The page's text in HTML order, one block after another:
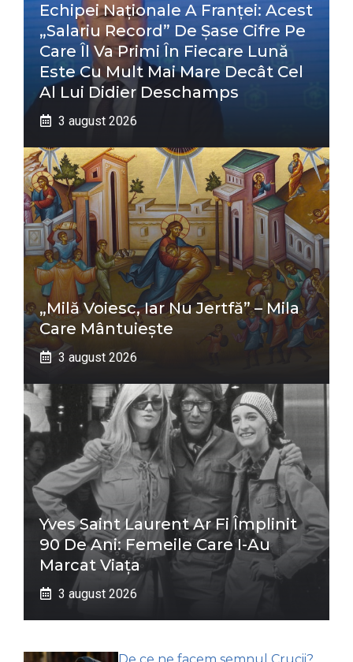
Echipei Naționale A Franței: Acest
„salariu Record” De Șase Cifre Pe
Care Îl Va Primi În Fiecare Lună
Este Cu Mult Mai Mare Decât Cel
Al Lui Didier Deschamps
3 august 2026
„Milă Voiesc, Iar Nu Jertfă” – Mila
Care Mântuiește
3 august 2026
Yves Saint Laurent Ar Fi Împlinit
90 De Ani: Femeile Care I-Au
Marcat Viața
3 august 2026
De ce ne facem semnul Crucii?